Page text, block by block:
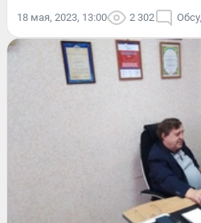
18 мая, 2023, 13:00 2 302